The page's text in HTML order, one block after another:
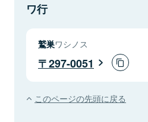
ワ行
鷲巣ワシノス
297-0051
このページの先頭に戻る